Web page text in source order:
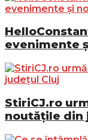
evenimente
StiriCJ.ro
noutățile din